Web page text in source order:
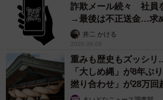
詐欺メール続々 社員
→最後は不正送金…求
提」の対策
井二 かける
2026.08.06
重みも歴史もズッシ
「大しめ縄」が8年
撚り合わせ」が28万回